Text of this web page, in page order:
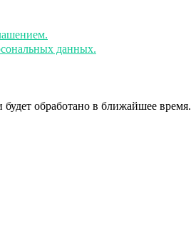
данных.
обработано в ближайшее время.